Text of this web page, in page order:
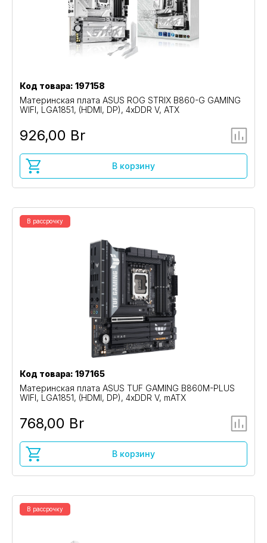
Код товара: 197158
Материнская плата ASUS ROG STRIX B860-G GAMING
WIFI, LGA1851, (HDMI, DP), 4xDDR V, ATX
926,00 Br
В корзину
В рассрочку
Код товара: 197165
Материнская плата ASUS TUF GAMING B860M-PLUS
WIFI, LGA1851, (HDMI, DP), 4xDDR V, mATX
768,00 Br
В корзину
В рассрочку